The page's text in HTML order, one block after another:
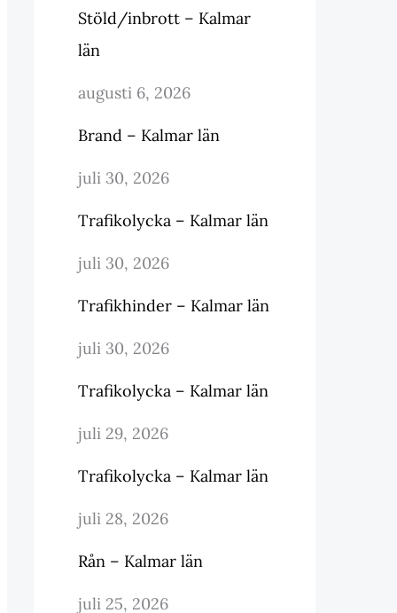
Stöld/inbrott – Kalmar
län
augusti 6, 2026
Brand – Kalmar län
juli 30, 2026
Trafikolycka – Kalmar län
juli 30, 2026
Trafikhinder – Kalmar län
juli 30, 2026
Trafikolycka – Kalmar län
juli 29, 2026
Trafikolycka – Kalmar län
juli 28, 2026
Rån – Kalmar län
juli 25, 2026